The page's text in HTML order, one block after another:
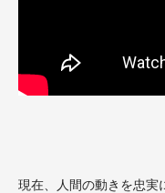
現在、人間の動きを忠実